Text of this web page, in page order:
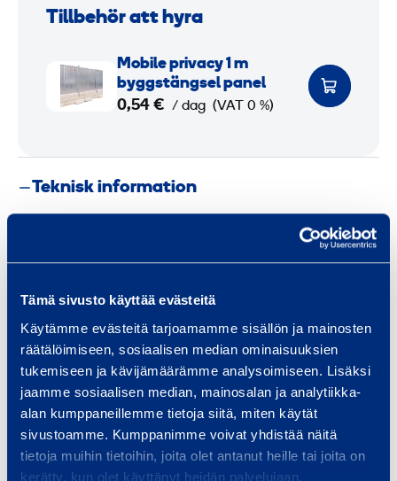
Tämä sivusto käyttää evästeitä
Käytämme evästeitä tarjoamamme sisällön ja mainosten
räätälöimiseen, sosiaalisen median ominaisuuksien
tukemiseen ja kävijämäärämme analysoimiseen. Lisäksi
jaamme sosiaalisen median, mainosalan ja analytiikka-
alan kumppaneillemme tietoja siitä, miten käytät
sivustoamme. Kumppanimme voivat yhdistää näitä
tietoja muihin tietoihin, joita olet antanut heille tai joita on
kerätty, kun olet käyttänyt heidän palvelujaan.
Tillbehör att hyra
a
y
1
m
b
y
Mobile privacy 1 m
byggstängsel panel
0,54 € / dag (VAT 0 %)
Teknisk information
1500 kg
Längd
Bredd 0,45 m
Höjd 0,87 m
Säkerhet